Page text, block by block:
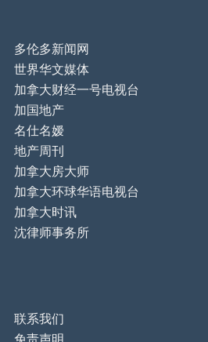
多伦多新闻网
世界华文媒体
加拿大财经一号电视台
加国地产
名仕名嫒
地产周刊
加拿大房大师
加拿大环球华语电视台
加拿大时讯
沈律师事务所
联系我们